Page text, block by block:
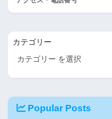
カテゴリー
Popular Posts